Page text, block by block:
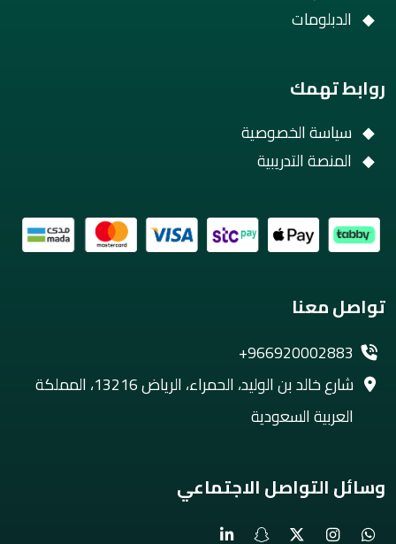
الدبلومات
روابط تهمك
سياسة الخصوصية
المنصة التدريبية
تواصل معنا
+966920002883
شارع خالد بن الوليد، الحمراء، الرياض 13216، المملكة
العربية السعودية
وسائل التواصل الاجتماعي